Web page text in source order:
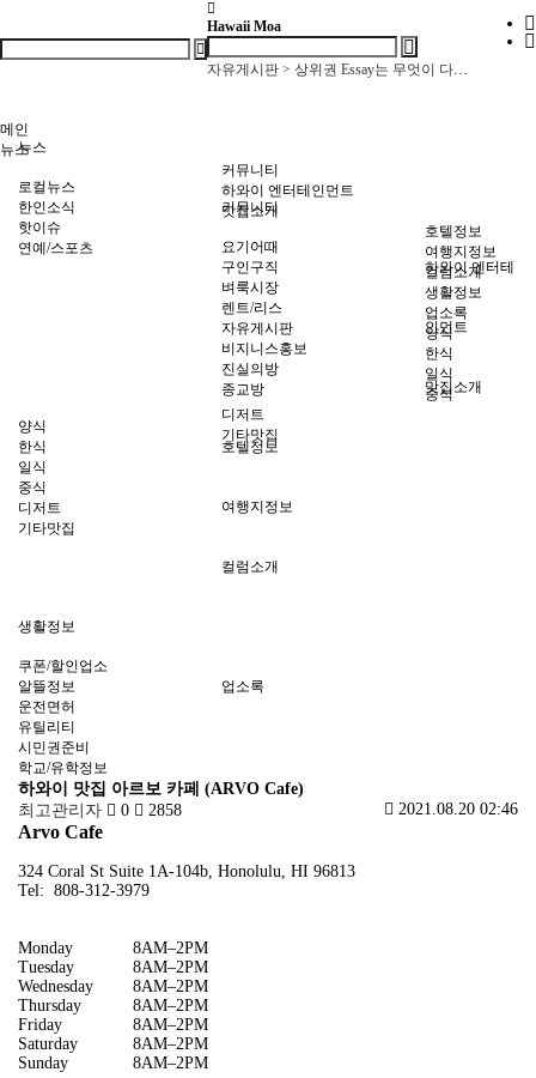
Hawaii Moa
자유게시판 > 골프치는 사람들 어떤선물 받으면 좋으세요?
자유게시판 > 상위권 Essay는 무엇이 다를까요?
자유게시판 > 내일까지 아마존 프라임데이인데, 다들 어떤 거 사셨는지 궁금…
자유게시판 > 보통 집 렌트비는 매년 인상되나요?
자유게시판 > 골프치는 사람들 어떤선물 받으면 좋으세요?
자유게시판 > 상위권 Essay는 무엇이 다를까요?
뉴스
로컬뉴스
한인소식
핫이슈
연예/스포츠
커뮤니티
요기어때
구인구직
벼룩시장
렌트/리스
자유게시판
비지니스홍보
진실의방
종교방
하와이 엔터테
인먼트
맛집소개
양식
한식
일식
중식
디저트
기타맛집
호텔정보
여행지정보
컬럼소개
생활정보
쿠폰/할인업소
알뜰정보
운전면허
유틸리티
시민권준비
학교/유학정보
업소록
메인
뉴스
커뮤니티
하와이 엔터테인먼트
맛집소개
호텔정보
여행지정보
컬럼소개
생활정보
업소록
양식
한식
일식
중식
디저트
기타맛집
하와이 맛집 아르보 카페 (ARVO Cafe)
최고관리자
0 2858 2021.08.20 02:46
Arvo Cafe
324 Coral St Suite 1A-104b, Honolulu, HI 96813
Tel: 808-312-3979
Monday
8AM–2PM
Tuesday
8AM–2PM
Wednesday
8AM–2PM
Thursday
8AM–2PM
Friday
8AM–2PM
Saturday
8AM–2PM
Sunday
8AM–2PM